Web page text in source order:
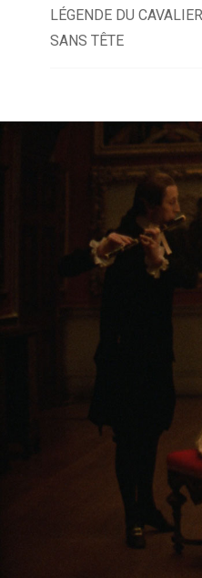
LÉGENDE DU CAVALIER
SANS TÊTE